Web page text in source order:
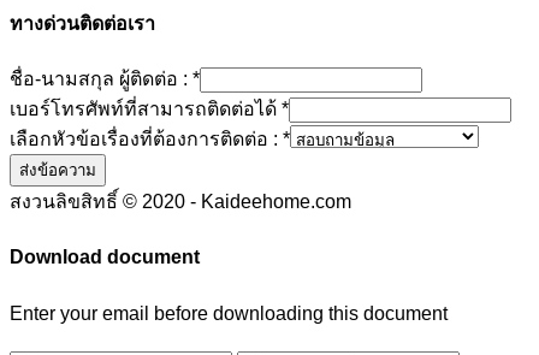
ทางด่วนติดต่อเรา
ชื่อ-นามสกุล ผู้ติดต่อ : *
เบอร์โทรศัพท์ที่สามารถติดต่อได้ *
เลือกหัวข้อเรื่องที่ต้องการติดต่อ : *
ส่งข้อความ
สงวนลิขสิทธิ์ © 2020 - Kaideehome.com
Download document
Enter your email before downloading this document